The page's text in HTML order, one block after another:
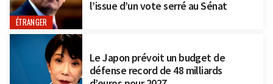
ÉTRANGER
l’issue d’un vote serré au Sénat
Le Japon prévoit un budget de
défense record de 48 milliards